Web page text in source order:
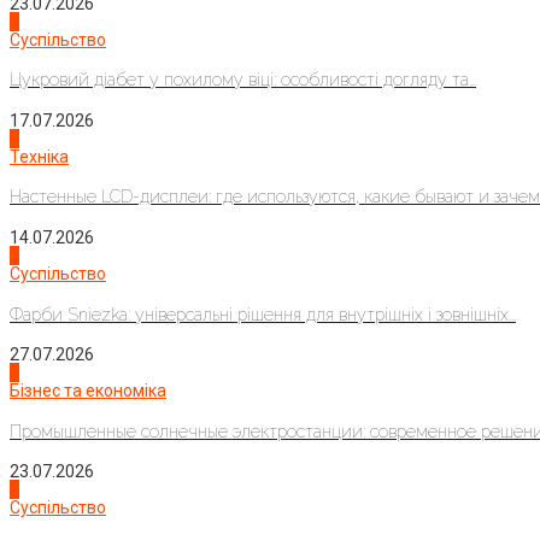
Суспільство
Цукровий діабет у похилому віці: особливості догляду та...
17.07.2026
Техніка
Настенные LCD-дисплеи: где используются, какие бывают и
14.07.2026
Суспільство
Фарби Sniezka: універсальні рішення для внутрішніх і зовнішніх...
27.07.2026
Бізнес та економіка
Промышленные солнечные электростанции: современное
23.07.2026
Суспільство